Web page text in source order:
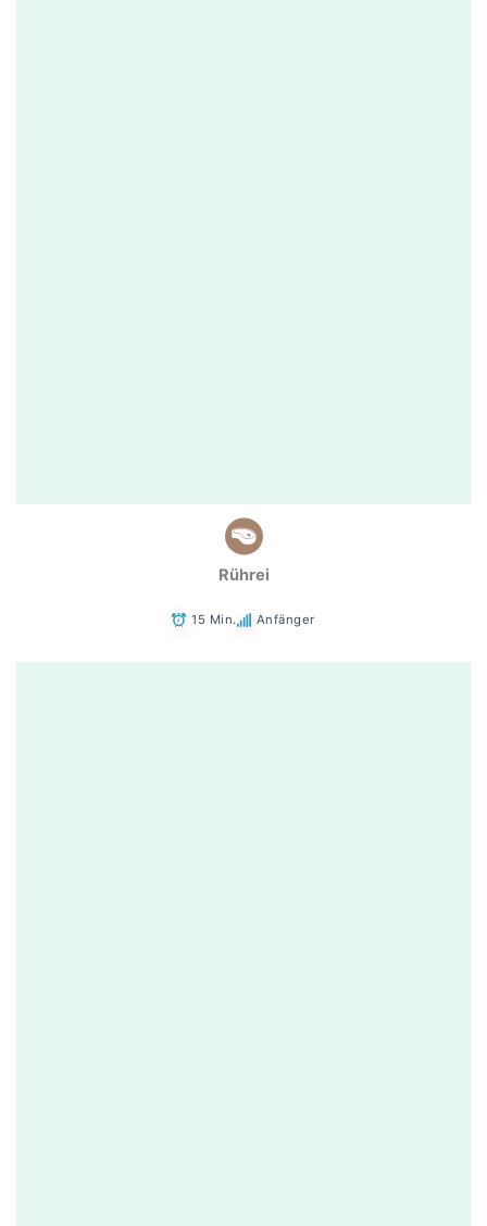
Rührei
15 Min. Anfänger